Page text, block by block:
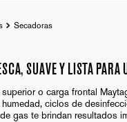
Secadoras
SUAVE Y LISTA PARA
o carga frontal
ciclos de
gas te brindan resultados